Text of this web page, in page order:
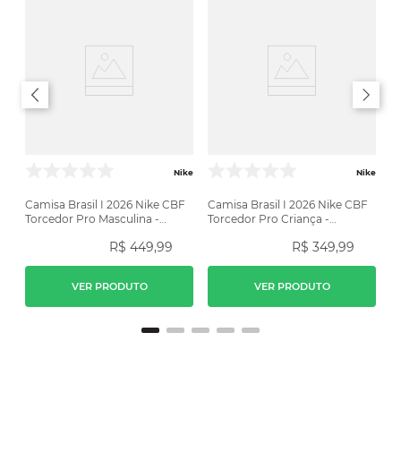
Nike
Camisa Brasil I 2026 Nike CBF
Torcedor Pro Masculina -
R$ 449,99
VER PRODUTO
Nike
Camisa Brasil I 2026 Nike CBF
Torcedor Pro Criança -
R$ 349,99
VER PRODUTO